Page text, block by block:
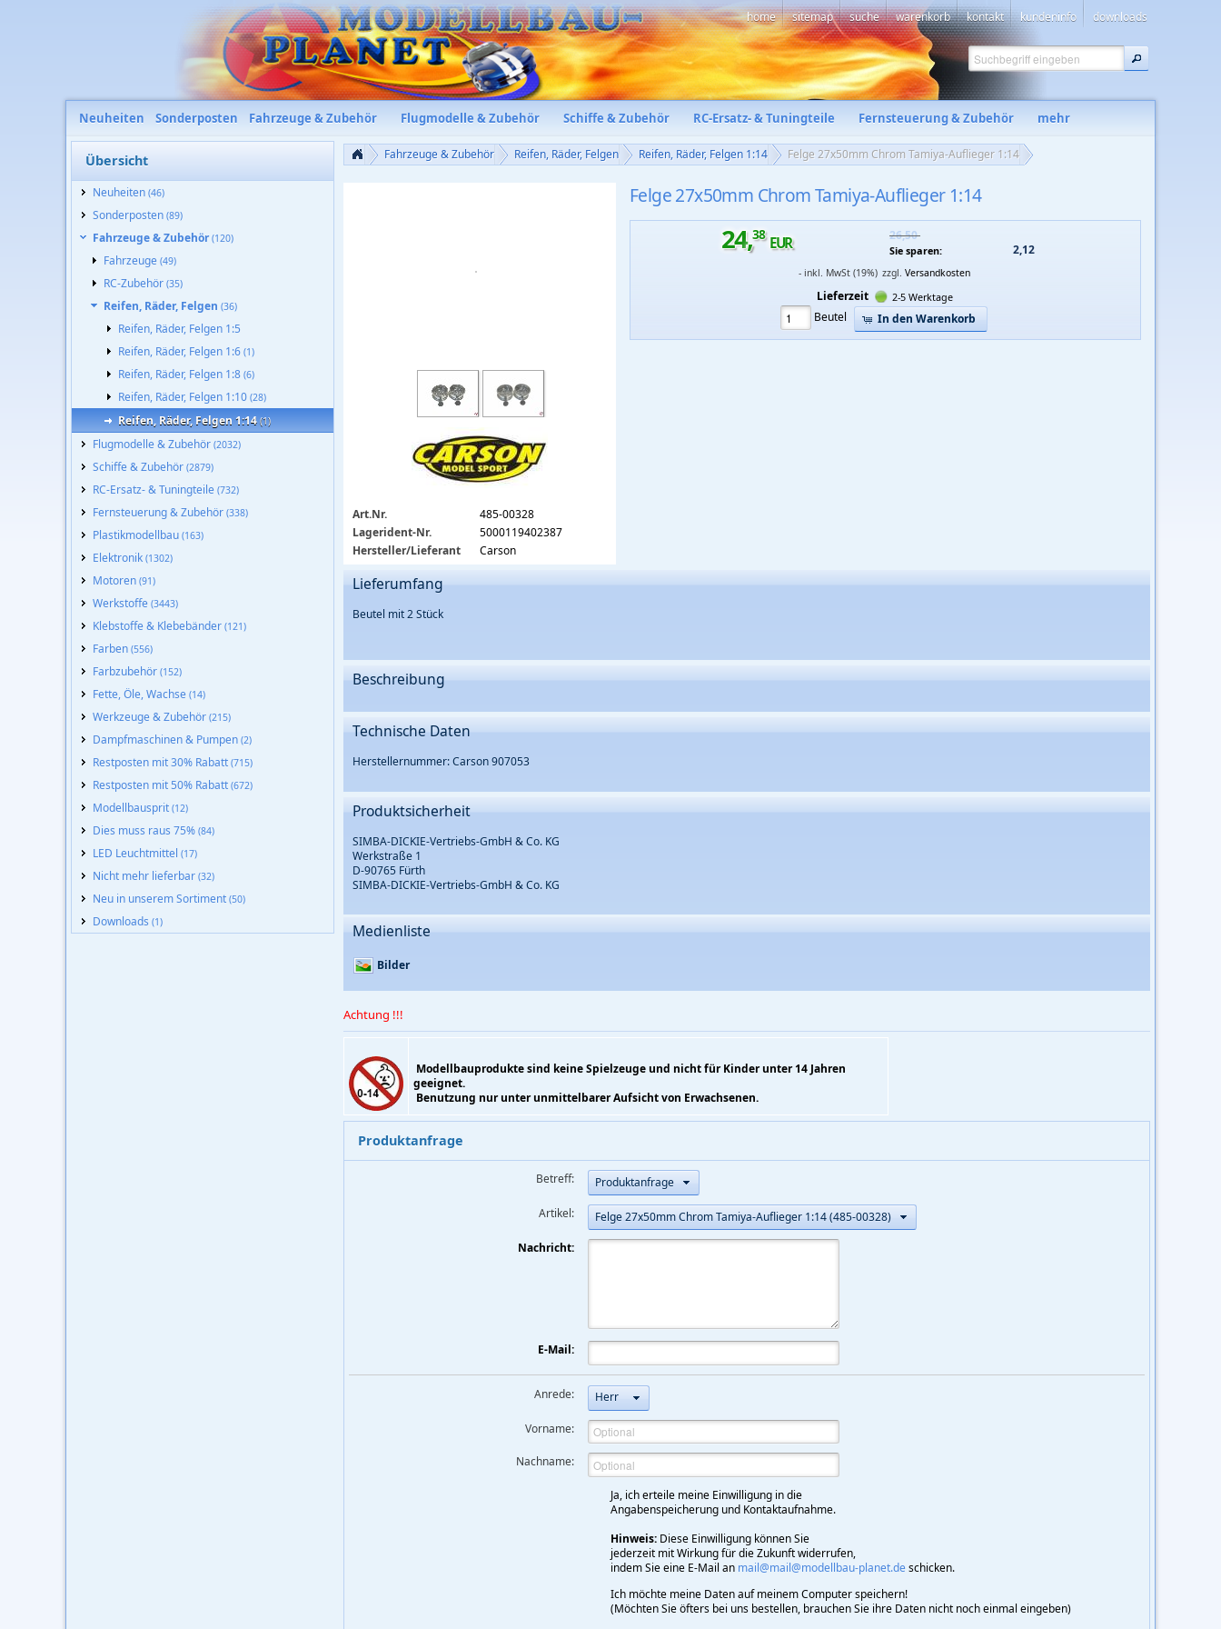
home sitemap suche warenkorb kontakt kundeninfo downloads
Neuheiten Sonderposten Fahrzeuge & Zubehör Flugmodelle & Zubehör Schiffe & Zubehör RC-Ersatz- & Tuningteile Fernsteuerung & Zubehör mehr
Übersicht
Neuheiten (46)
Sonderposten (89)
Fahrzeuge & Zubehör(120)
Fahrzeuge (49)
RC-Zubehör (35)
Reifen, Räder, Felgen (36)
Reifen, Räder, Felgen 1:5
Reifen, Räder, Felgen 1:6 (1)
Reifen, Räder, Felgen 1:8 (6)
Reifen, Räder, Felgen 1:10 (28)
Reifen, Räder, Felgen 1:14 (1)
Flugmodelle & Zubehör (2032)
Schiffe & Zubehör (2879)
RC-Ersatz- & Tuningteile (732)
Fernsteuerung & Zubehör (338)
Plastikmodellbau (163)
Elektronik (1302)
Motoren (91)
Werkstoffe (3443)
Klebstoffe & Klebebänder (121)
Farben (556)
Farbzubehör (152)
Fette, Öle, Wachse (14)
Werkzeuge & Zubehör (215)
Dampfmaschinen & Pumpen (2)
Restposten mit 30% Rabatt (715)
Restposten mit 50% Rabatt (672)
Modellbausprit (12)
Dies muss raus 75% (84)
LED Leuchtmittel (17)
Nicht mehr lieferbar (32)
Neu in unserem Sortiment (50)
Downloads (1)
Fahrzeuge & Zubehör Reifen, Räder, Felgen Reifen, Räder, Felgen 1:14 Felge 27x50mm Chrom Tamiya-Auflieger 1:14
Art.Nr.
485-00328
Lagerident-Nr.
5000119402387
Hersteller/Lieferant
Carson
Felge 27x50mm Chrom Tamiya-Auflieger 1:14
24,38 EUR 26,50 
Sie sparen: 2,12 
- inkl. MwSt (19%) zzgl. Versandkosten
Lieferzeit 2-5 Werktage
Beutel In den Warenkorb
Lieferumfang
Beutel mit 2 Stück
Beschreibung
Technische Daten
Herstellernummer: Carson 907053
Produktsicherheit
SIMBA-DICKIE-Vertriebs-GmbH & Co. KG
Werkstraße 1
D-90765 Fürth
SIMBA-DICKIE-Vertriebs-GmbH & Co. KG
Medienliste
Bilder
Achtung !!!
Modellbauprodukte sind keine Spielzeuge und nicht für Kinder unter 14 Jahren
geeignet.
Benutzung nur unter unmittelbarer Aufsicht von Erwachsenen.
Produktanfrage
Betreff: Produktanfrage
Artikel: Felge 27x50mm Chrom Tamiya-Auflieger 1:14 (485-00328)
Nachricht:
E-Mail:
Anrede: Herr
Vorname:
Nachname:
Ja, ich erteile meine Einwilligung in die
Angabenspeicherung und Kontaktaufnahme.
Hinweis: Diese Einwilligung können Sie
jederzeit mit Wirkung für die Zukunft widerrufen,
indem Sie eine E-Mail an mail@mail@modellbau-planet.deschicken.
Ich möchte meine Daten auf meinem Computer speichern!
(Möchten Sie öfters bei uns bestellen, brauchen Sie ihre Daten nicht noch einmal eingeben)